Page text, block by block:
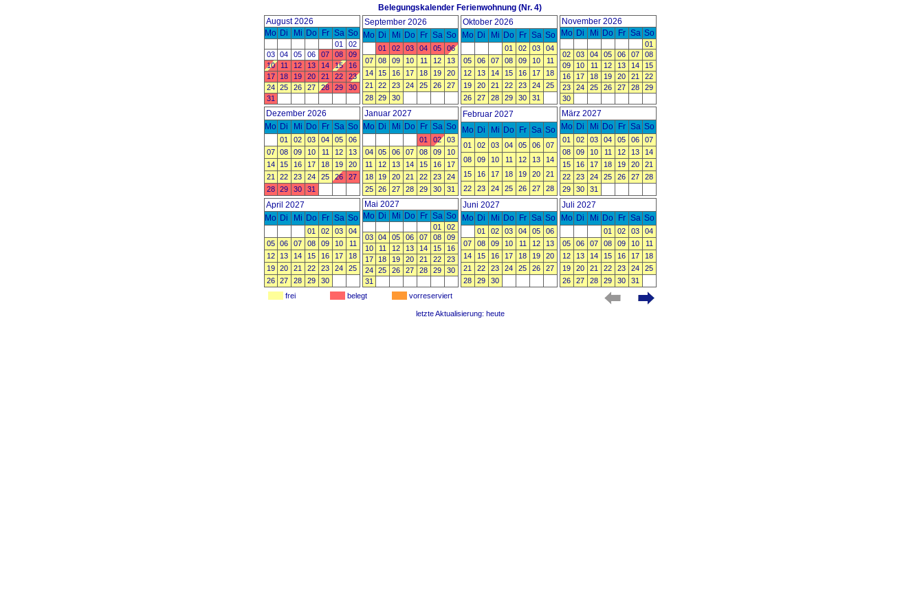
Belegungskalender Ferienwohnung(Nr. 4)
August 2026
Mo Di Mi Do Fr Sa So
01
02
03
04 05 06 07 08
09
10
11 12 13 14 15
16
17
18 19 20 21 22
23
24
25 26 27 28 29
30
31
September 2026
Mo Di Mi Do Fr Sa So
01 02 03 04 05
06
07
08 09 10 11 12
13
14
15 16 17 18 19
20
21
22 23 24 25 26
27
28
29 30
Oktober 2026
Mo Di Mi Do Fr Sa So
01 02 03
04
05
06 07 08 09 10
11
12
13 14 15 16 17
18
19
20 21 22 23 24
25
26
27 28 29 30 31
November 2026
Mo Di Mi Do Fr Sa So
01
02
03 04 05 06 07
08
09
10 11 12 13 14
15
16
17 18 19 20 21
22
23
24 25 26 27 28
29
30
Dezember 2026
Mo Di Mi Do Fr Sa So
01 02 03 04 05
06
07
08 09 10 11 12
13
14
15 16 17 18 19
20
21
22 23 24 25 26
27
28
29 30 31
Januar 2027
Mo Di Mi Do Fr Sa So
01 02
03
04
05 06 07 08 09
10
11
12 13 14 15 16
17
18
19 20 21 22 23
24
25
26 27 28 29 30 31
Februar 2027
Mo Di Mi Do Fr Sa So
01 02 03 04 05 06
07
08
09 10 11 12 13
14
15
16 17 18 19 20
21
22
23 24 25 26 27 28
März 2027
Mo Di Mi Do Fr Sa So
01 02 03 04 05 06
07
08
09 10 11 12 13
14
15
16 17 18 19 20
21
22
23 24 25 26 27
28
29
30 31
April 2027
Mo Di Mi Do Fr Sa So
01 02 03
04
05
06 07 08 09 10
11
12
13 14 15 16 17
18
19
20 21 22 23 24
25
26
27 28 29 30
Mai 2027
Mo Di Mi Do Fr Sa So
01
02
03
04 05 06 07 08
09
10
11 12 13 14 15
16
17
18 19 20 21 22
23
24
25 26 27 28 29
30
31
Juni 2027
Mo Di Mi Do Fr Sa So
01 02 03 04 05
06
07
08 09 10 11 12
13
14
15 16 17 18 19
20
21
22 23 24 25 26
27
28
29 30
Juli 2027
Mo Di Mi Do Fr Sa So
01 02 03
04
05
06 07 08 09 10
11
12
13 14 15 16 17
18
19
20 21 22 23 24
25
26
27 28 29 30
31
frei
belegt vorreserviert
letzte Aktualisierung: heute